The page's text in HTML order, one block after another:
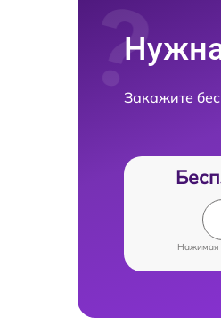
Закажите
Нажимая